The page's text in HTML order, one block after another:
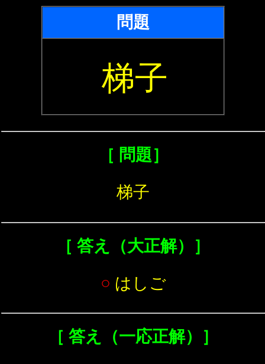
問題
梯子
［ 問題］
梯子
［ 答え（大正解）］
○ はしご
［ 答え（一応正解）］